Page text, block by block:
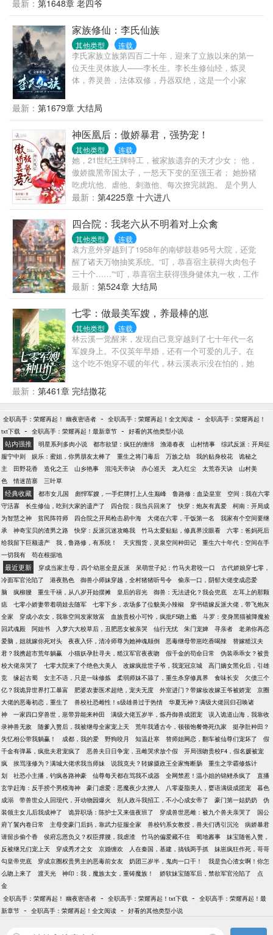
画风不同，慎入4、作者原号【发呆的樱桃子】，因为
关注微博【晋江-骑鲸南去】
最新： 第1648章 老四爷
家族修仙：李氏仙族
其他类型 连载
李氏家族立族第四百二十年，迎来了立族以来的第一
位天生灵体族人——李长生。李长生修仙经，炼灵
体，养灵兽，法体双修，丹器双绝，这是一个小家
族的故事，故事的起点就从北海青云岛开始吧！强烈
提醒：本书为群像文，剧情不止描写主角一人，只有
一个女主，有点慢热，主角也不能秒天秒地，想看爽
文和后宫的可以退了，以免引起不适。修炼境界：炼
气、筑基、金丹、元婴、化神……
最新： 第1679章 大结局
神医凰后：傲娇暴君，强势宠！
其他类型 连载
她，21世纪王牌特工，被家族遗弃的天才少女； 他，
傲娇腹黑帝国太子，一怒天下变的至强王者； 她扮猪
吃虎坑他、虐他、刺激他、每次撩完就跑。 是个男人
就忍不了！ 他只能猎捕她，宠溺她，诱惑她为他倾
心，谁知最先动心的人却变成了他。 君临天下的少
年，凤舞江山的少女，一场棋逢对手、势均力敌的爱
情追逐战，一群热血少年成长的奇幻故事。
最新： 第4225章 十六进八
四合院：我老六从不明着对上众禽
其他类型 连载
袁方意外穿越到了1958年的南锣鼓巷95号大院，还觉
醒了诸天万物抽奖系统。“叮，恭喜宿主获得大肉包子
三十个……”“叮，恭喜宿主获得强身健体丸一枚，工作
一份，现金两千……”“叮，恭喜宿主获得储物戒指一
枚，武道修为卡一张……”“叮，恭喜宿主获得‘瞪谁谁痉
挛’技能……”这下袁方就能好好的报仇了，他第一个目
标就是贾张氏。过了不久，院里来了个新住户，而后
院的住户又出了意外……
最新： 第524章 大结局
七零：做最美军嫂，养最棒的崽
其他类型 连载
林云溪一觉醒来，发现自己竟穿越到了七十年代一名
军嫂身上。不仅英年早婚，还有一个可爱的儿子。在
这个吃不饱穿不暖的年代，林云溪表示没在怕的，她
腿，开工厂，办企业，创建属于自己的商业帝国。听
说京都的四合院一千块一套，林云溪大手一挥，有多
囤着。老公英俊帅气，儿子聪明伶俐，林云溪活成了
所有女人都羡慕的样子。PS：本文架空，爽就完了。
最新： 第461章 完结撒花
全职高手：荣耀再起！ 幽夜密语者 - 全职高手：荣耀再起！全文阅读 - 全职高手：荣耀再起！
txt下载 - 全职高手：荣耀再起！最新章节 - 好看的其他类型小说
站内强推 明星系列多肉小说 都市欲望：疯狂的缠绵 渔港春夜 山村情事
综武反派：开局征
服宁中则
娱乐：蜜姐，你男朋友太棒了 重生之将门毒后 万族之劫 我的贴身校花
诡秘之
主
田野花香 造化之王 山乡艳事 混沌天帝诀 赤心巡天 龙入红尘 太荒吞天诀
山村美
色
情迷苗寨 三叶草
经典收藏 都市女儿国 彪悍军嫂，一手烂牌打上人生巅峰 鲁路修：血染皇室
空间：我在六零
守活寡
长生修仙，吃到大家的遗产了 四合院：我当兵回来了 快穿：炮灰有真爱
柯南：开局成
为智慧之神
贫民阵符师 四合院之开局枪击易中海 大佬在六零，干饭第一名
我家有个空间要继
承
神奇宝贝的渣男之路 快穿：反派沉迷攻略我 竹马太爱贴贴，修真界没眼看
六零：爸妈死后
给我留下巨额遗产
我，鲁路修，有系统！ 天灾囤货，灵泉空间种田记
重生六十年代：空间在手
一切我有
苟在根据地
最近更新 穿成当家主母，四个幼崽全是反派 呆萌世子妃：竹马夫君咬一口
古代娇娘穿七零，
冷面军官沦陷了
港夜熟色 御兽小师妹穿越，全村猪猪听号令
偷亲一口，阴郁大佬变成恋爱
脑
疯柳腰 重生千禧，从八岁开始摆摊 皇后的容光 御兽：无法进化？我会兜底
左耳上的那颗
痣
七零小娇妻带着萌娃去随军 七零下乡，农场多了位貌美小辣椒
穿书错嫁反派大佬，带飞炮灰
全家
穿成小农女，我靠空间发家致富 血族贵校小可怜，疯批F5吻上瘾
斗罗：变身黑猫被降魔捡
回武魂殿
阿姐书 入梦六大校草后，丑肥恶女被亲哭 仙行无忧 朱门宠婢 寻亲者
老弟你再恋
爱脑，姐就嫁你死对头
夜夜入怀，清冷师尊为她神魂颠倒 恶毒继母带崽吃香喝辣
替嫁糙汉夫
君？我携超市荒年躺赢
小猫妖孕肚寻夫，糙汉军官夜夜吻 假千金的苟命日常
伪装乖乖女？被贵
校大佬亲哭了
七零大院来了个绝色大美人 改嫁疯批世子爷，我宠冠京城
高门嫡女黑化后，引雄
竞
缘起古蜀 女主不语，只是一味修炼 柔弱师妹不舔了，重生杀穿修真界 食味长安
欠债三个
亿？我诡异世界打工暴富
肥婆农妻医术超绝，宠夫无度 外室进门？带嫁妆改嫁王爷被娇宠
京圈
大佬的恶毒初恋，重生了
兽校社恐雌性！s级雄兽过于热情
华夏无神？满级大佬回归召唤诸
神
一家四口穿兽世，崽带异能来种田 满级大佬五岁半，炼丹御兽成团宠
误入诡道山海，我靠收
录神兽无敌
随爹入赘后，我被继母全家宠上天 荒年我通古今，顿顿饱餐馋死仇家
挺孕肚种田？
失忆相公带我躺赢！
成都，我的爱 野狗咬月 知温赴寒 替师姐网恋，翻车被仙尊们宠坏了
假
千金有弹幕，疯批夫君宠疯了
恶兽夫日日争宠，丑雌哭求放个假
开局强吻贵校F4，假名媛被宠
疯
挨骂涨修为？满城大佬求我当师妹 说我克夫？转嫁摄政王全家悔断肠
重生之学霸修炼计
划
社恐小主播，钓疯各路神豪 仙尊每天都在骂我不成器 全网禁惹！温小姐的锦鲤杀疯了
直播
玄学赶海：反手捞个男模海神
豪门虐爱：恶魔夜少太撩人 八零凝脂美人，婴语满级成团宠
暮色
成溺
带兽世众人回现代，开动物园爆火 别人政斗我招工，不小心成女帝了 豪门第一姑奶奶
伪
装领主女儿后我成神了
诡异职场：陈护士又来值夜班了 穿成兽世恶雌：被九个兽夫亲哭了
国公
府丫鬟内卷日常
主母变豪门后妈，靠武力征服全家 兽校钓系女教授，兽夫们诱引沉沦
病娇暴君
请留步偷个香
侯府忘恩负义？权臣撑腰，我虐渣 竹马的偏爱藏不住 蜀地酱事
妹宝随爸入赘，
反被继兄们宠上天
穿成秀才之女 京婚缠欢 人在秦国，基建，搞钱两手抓
妹崽疯狂作死，哥哥
勾皇帝兜底
穿成京圈权贵男主的恶毒前女友 奶团三岁半，鬼肉一口干！
我是负心渣女啊！你怎
么吻上来了
渡天光 神印：我，魔族太女，重铸魔族！ 娇软妹宝随军后，禁欲军官沦陷了
点
金
全职高手：荣耀再起！ 幽夜密语者 - 全职高手：荣耀再起！txt下载 - 全职高手：荣耀再起！最
新章节 - 全职高手：荣耀再起！全文阅读 - 好看的其他类型小说